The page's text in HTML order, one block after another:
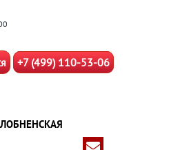
+7 (499) 110-53-06
ЛОБНЕНСКАЯ